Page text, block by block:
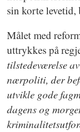
sin korte
Målet med
uttrykkes på
tilstedeværelse
nærpoliti, der
utvikle gode
dagens og